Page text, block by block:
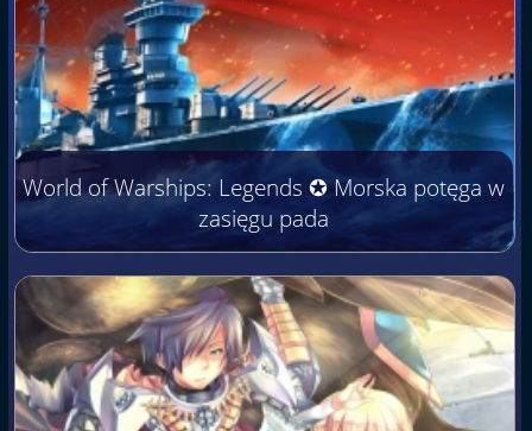
World of Warships: Legends ✪ Morska potęga w
zasięgu pada